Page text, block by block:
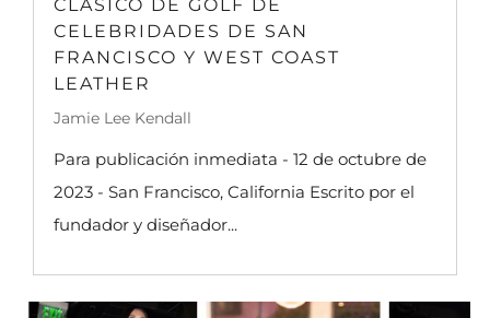
CLÁSICO DE GOLF DE
CELEBRIDADES DE SAN
FRANCISCO Y WEST COAST
LEATHER
Jamie Lee Kendall
Para publicación inmediata - 12 de octubre de
2023 - San Francisco, California Escrito por el
fundador y diseñador...